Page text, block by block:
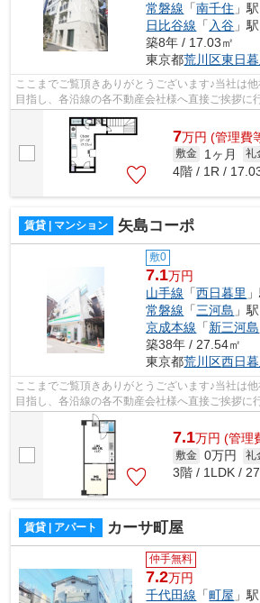
常磐線 「南千住 」
日比谷線 「 入谷 」
築8年 / 17.03㎡
東京都荒川区東日
ここまでご覧頂きありがとうございます♪当社は
目指し、各沿線の各不動産会社様へ直接ご挨拶に
様へ提供しております！最新の情報は...
7万円 (管理費
敷金 1ヶ月 礼
4階 / 1R /
賃貸 | マンション 矢島コーポ
敷0
7.1万円
山手線 「西日暮里
常磐線 「三河島 」
京成本線 「新三河島
築38年 / 27.54㎡
東京都荒川区西日
ここまでご覧頂きありがとうございます♪当社は
目指し、各沿線の各不動産会社様へ直接ご挨拶に
様へ提供しております！最新の情報は...
7.1万円 (管理
敷金 0万円 礼
3階 / 1LDK /
賃貸 | アパート カーサ町屋
仲手無料
7.2万円
千代田線 「町屋 」